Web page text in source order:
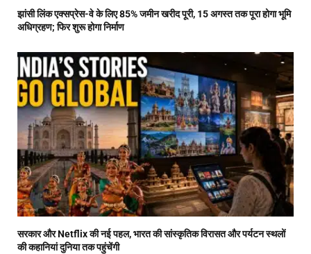
झांसी लिंक एक्सप्रेस-वे के लिए 85% जमीन खरीद पूरी, 15 अगस्त तक पूरा होगा भूमि
अधिग्रहण; फिर शुरू होगा निर्माण
सरकार और Netflix की नई पहल, भारत की सांस्कृतिक विरासत और पर्यटन स्थलों
की कहानियां दुनिया तक पहुंचेंगी